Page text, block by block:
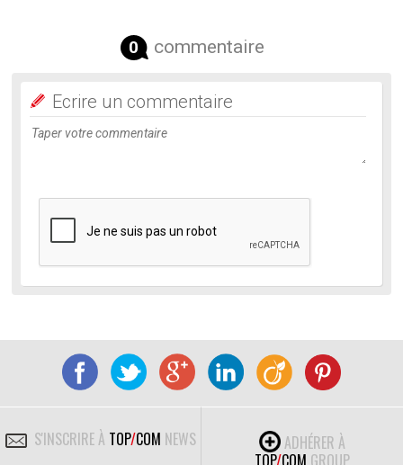
0 commentaire
Ecrire un commentaire
S'INSCRIRE À TOP/COM NEWS
ADHÉRER À
TOP/COM GROUP